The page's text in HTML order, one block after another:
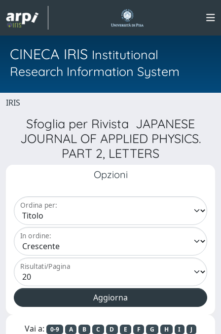
CINECA IRIS Institutional
Research Information System
IRIS
Sfoglia per Rivista JAPANESE
JOURNAL OF APPLIED PHYSICS.
PART 2, LETTERS
Opzioni
Ordina per:
In ordine:
Risultati/Pagina
Vai a: 0-9 A B C D E F G H I
J